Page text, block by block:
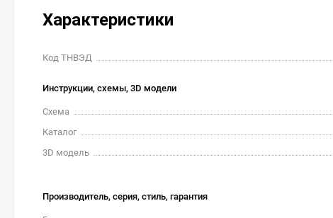
Характеристики
Код ТНВЭД
Инструкции, схемы, 3D модели
Схема
Каталог
3D модель
Производитель, серия, стиль, гарантия